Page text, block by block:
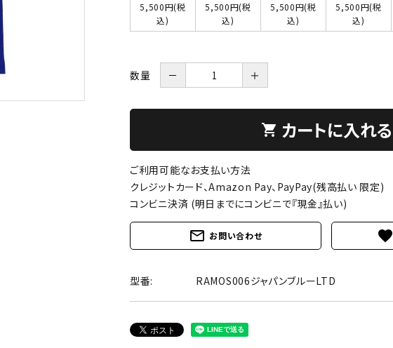
5,500円(税
込)
5,500円(税
込)
5,500円(税
込)
5,500円(税
込)
数量 － ＋
shopping_cart カートに入れる
ご利用可能なお支払い方法
クレジットカード、Amazon Pay、PayPay(残高払い 限定)
コンビニ決済 (明日までにコンビニで『現金』払い)
mail_outline お問い合わせ favorite
型番: RAMOS006ジャパンブルーLTD